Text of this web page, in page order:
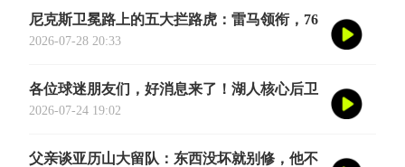
尼克斯卫冕路上的五大拦路虎：雷马领衔，76
人四巨头在列
2026-07-28 20:33
各位球迷朋友们，好消息来了！湖人核心后卫
奥斯汀·里夫斯的2026中国行「紫金之旅」正
2026-07-24 19:02
父亲谈亚历山大留队：东西没坏就别修，他不